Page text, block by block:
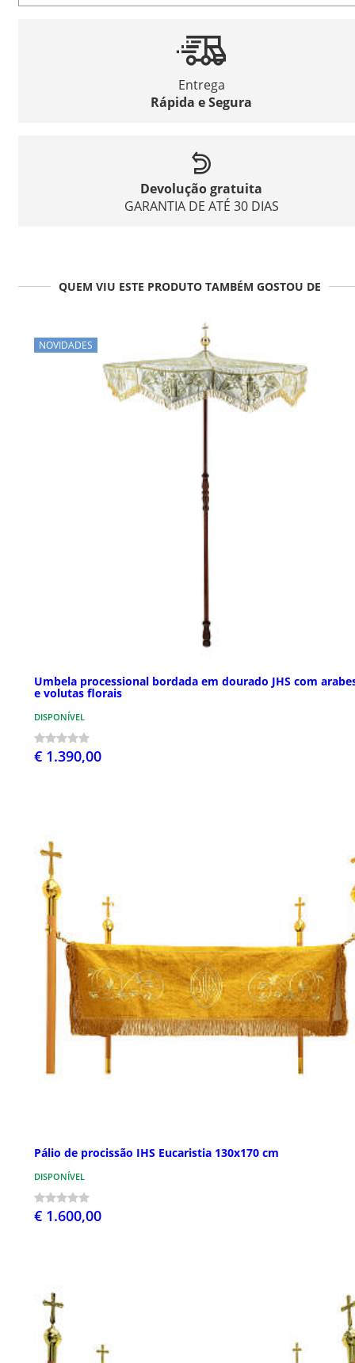
Entrega
Rápida e Segura
Devolução gratuita
GARANTIA DE ATÉ 30 DIAS
QUEM VIU ESTE PRODUTO TAMBÉM GOSTOU DE
NOVIDADES
Umbela processional bordada em dourado JHS com
e volutas florais
DISPONÍVEL
€ 1.390,00
Pálio de procissão IHS Eucaristia 130x170 cm
DISPONÍVEL
€ 1.600,00